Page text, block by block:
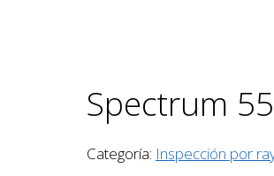
Spectrum
Categoría: Inspección por